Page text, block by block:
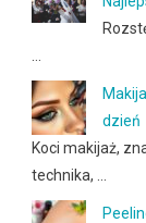
dzień
Koci makijaż,
technika, …